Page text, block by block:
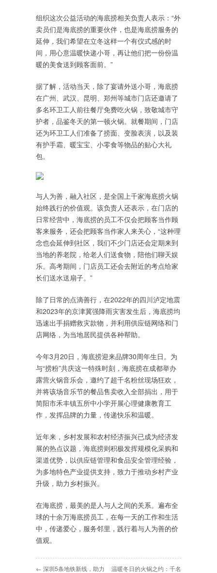
组织这次公益活动的海底捞相关负责人表示：“外
卖员们是海底捞的重要伙伴，也是海底捞服务的
延伸，我们希望在立冬这样一个有仪式感的时
间，用心意温暖快递小哥，再让他们把一份份温
暖的美食送到顾客面前。”
据了解，活动当天，除了宴请外送小哥，海底捞
在广州、武汉、昆明、郑州等城市门店还邀请了
多名环卫工人前往餐厅免费吃火锅，致敬城市守
护者，品鉴冬天的第一顿火锅。就餐期间，门店
还为环卫工人们准备了捞面、变脸表演，以及装
有护手霜、暖宝宝、小零食等物品的贴心大礼
包。
与人为善，融入社区，是全国上千家海底捞火锅
始终践行的价值观。该负责人还表示，在门店的
日常经营中，海底捞的员工不仅会把顾客当作顾
客来服务，还会把顾客当作家人来关心，“这种理
念也会延伸到社区，我们不少门店还会定期来到
当地的养老院，给老人们送食物，陪他们聊天娱
乐。高考期间，门店员工还会去附近的考点给家
长们送水送扇子。”
除了日常的点滴善行，在2022年的四川泸定地震
和2023年的京津冀强降雨灾害发生后，海底捞均
迅速出手捐赠救灾款物，并利用供应链网络和门
店网络，为当地居民提供各种帮助。
今年3月20日，海底捞迎来品牌30周年生日。为
与“捞粉”共庆这一特殊时刻，海底捞在成都举办
露营火锅音乐会，邀约了超千名粉丝现场狂欢，
并将该场音乐节的餐品售卖收入全部捐出，用于
简阳市禾丰镇五所中小学开展心理健康教育工
作，发挥品牌的力量，传递快乐和温暖。
近年来，乡村发展和农村经济振兴已成为经济发
展的热点议题，海底捞则积极发挥规模化采购和
渠道优势，以供应链管理和食品安全管理经验，
为多地特色产业提供支持，致力于推动乡村产业
升级，助力乡村振兴。
在海底捞，最美的是人与人之间的关系。遍布全
球的十余万海底捞员工，在每一天的工作和生活
中，传递爱心，服务邻里，践行着与人为善的价
值观。
← 深圳5条地铁新线，助力
温暖冬日的火锅之约：千名